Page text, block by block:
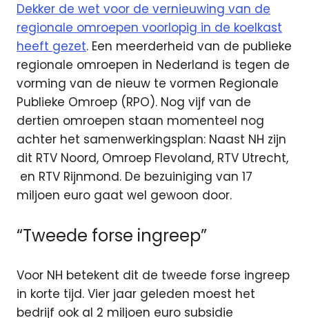
Dekker de wet voor de vernieuwing van de
regionale omroepen voorlopig in de koelkast
heeft gezet. Een meerderheid van de publieke
regionale omroepen in Nederland is tegen de
vorming van de nieuw te vormen Regionale
Publieke Omroep (RPO). Nog vijf van de
dertien omroepen staan momenteel nog
achter het samenwerkingsplan: Naast NH zijn
dit RTV Noord, Omroep Flevoland, RTV Utrecht,
en RTV Rijnmond. De bezuiniging van 17
miljoen euro gaat wel gewoon door.
“Tweede forse ingreep”
Voor NH betekent dit de tweede forse ingreep
in korte tijd. Vier jaar geleden moest het
bedrijf ook al 2 miljoen euro subsidie